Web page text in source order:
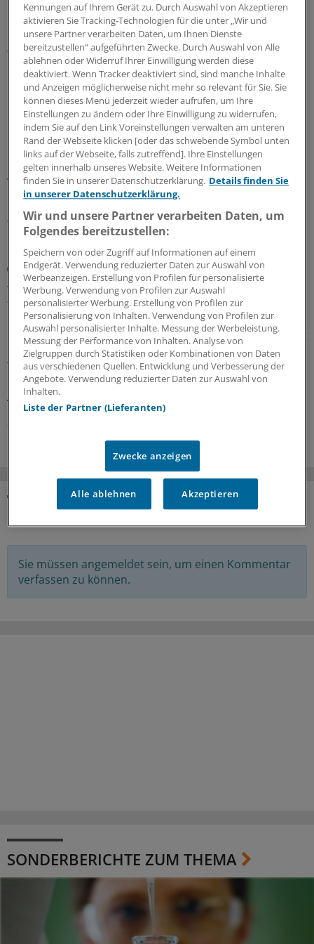
Interview mit der Ärzte Zeitung. Das Thema habe aber
eine viel größere Dimension als viele meinten.
07.08.2026
Leitliniennutzung
Hausärzte wünschen sich Leitlinien kürzer,
strukturierter und praxisnäher
In hausärztlichen Praxen wird durchaus regelmäßig auf
Leitlinien zurückgegriffen – eine Umfrage zeigt allerdings
wegen Zeitmangels und zu umfangreicher Dokumente
deutlichen Verbesserungsbedarf.
03.08.2026
Juli-Sitzung des CHMP
Acht Pharma-Innovationen auf der Zielgeraden
zur EU-Zulassung
Neue Ansätze gegen zu hohe Cholesterinwerte bildeten
einen Schwerpunkt der jüngsten Experten-Begutachtung
bei der EMA: Auch gab es Zulassungsempfehlungen für
Wirkstoffe gegen Plaque-Psoriasis, primäre biliäre
Cholangitis, COVID-19, AMD und zerebrale
Adrenoleukodystrophie.
KOMMENTARE
Sie müssen angemeldet sein, um einen Kommentar
verfassen zu können.
SONDERBERICHTE ZUM THEMA
Kennungen auf Ihrem Gerät zu. Durch Auswahl von Akzeptieren
aktivieren Sie Tracking-Technologien für die unter „Wir und
unsere Partner verarbeiten Daten, um Ihnen Dienste
bereitzustellen“ aufgeführten Zwecke. Durch Auswahl von Alle
ablehnen oder Widerruf Ihrer Einwilligung werden diese
deaktiviert. Wenn Tracker deaktiviert sind, sind manche Inhalte
und Anzeigen möglicherweise nicht mehr so relevant für Sie. Sie
können dieses Menü jederzeit wieder aufrufen, um Ihre
Einstellungen zu ändern oder Ihre Einwilligung zu widerrufen,
indem Sie auf den Link Voreinstellungen verwalten am unteren
Rand der Webseite klicken [oder das schwebende Symbol unten
links auf der Webseite, falls zutreffend]. Ihre Einstellungen
gelten innerhalb unseres Website. Weitere Informationen
finden Sie in unserer Datenschutzerklärung. Details finden Sie
in unserer Datenschutzerklärung.
Wir und unsere Partner verarbeiten Daten, um
Folgendes bereitzustellen:
Speichern von oder Zugriff auf Informationen auf einem
Endgerät. Verwendung reduzierter Daten zur Auswahl von
Werbeanzeigen. Erstellung von Profilen für personalisierte
Werbung. Verwendung von Profilen zur Auswahl
personalisierter Werbung. Erstellung von Profilen zur
Personalisierung von Inhalten. Verwendung von Profilen zur
Auswahl personalisierter Inhalte. Messung der Werbeleistung.
Messung der Performance von Inhalten. Analyse von
Zielgruppen durch Statistiken oder Kombinationen von Daten
aus verschiedenen Quellen. Entwicklung und Verbesserung der
Angebote. Verwendung reduzierter Daten zur Auswahl von
Inhalten.
Liste der Partner (Lieferanten)
Zwecke anzeigen
Alle ablehnen Akzeptieren